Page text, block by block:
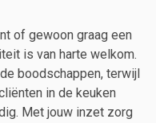
of gewoon graag een
is van harte welkom.
boodschappen, terwijl
in de keuken
Met jouw inzet zorg